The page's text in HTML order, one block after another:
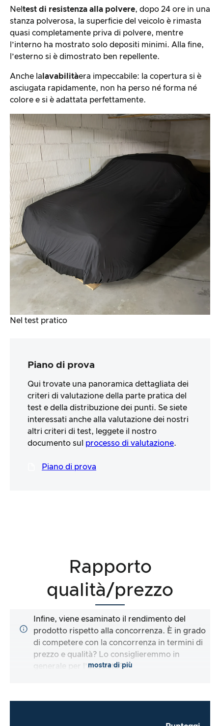
Nel test di resistenza alla polvere, dopo 24 ore in una
stanza polverosa, la superficie del veicolo è rimasta
quasi completamente priva di polvere, mentre
l’interno ha mostrato solo depositi minimi. Alla fine,
l’esterno si è dimostrato ben repellente.
Anche la lavabilitàera impeccabile: la copertura si è
asciugata rapidamente, non ha perso né forma né
colore e si è adattata perfettamente.
Nel test pratico
Piano di prova
Qui trovate una panoramica dettagliata dei
criteri di valutazione della parte pratica del
test e della distribuzione dei punti. Se siete
interessati anche alla valutazione dei nostri
altri criteri di test, leggete il nostro
documento sul processo di valutazione.
Piano di prova
Rapporto
qualità/prezzo
Infine, viene esaminato il rendimento del
prodotto rispetto alla concorrenza. È in grado
di competere con la concorrenza in termini di
prezzo e qualità? Lo consiglieremmo in
generale per l’acquisto?
mostra di più